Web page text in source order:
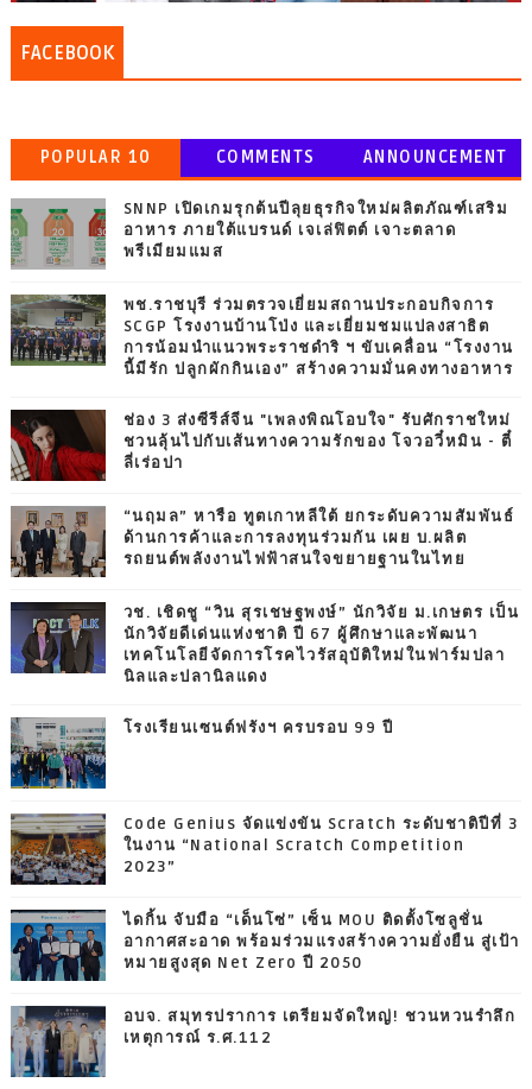
FACEBOOK
POPULAR 10 COMMENTS ANNOUNCEMENT
SNNP เปิดเกมรุกต้นปีลุยธุรกิจใหม่ผลิตภัณฑ์เสริม
อาหาร ภายใต้แบรนด์ เจเล่ฟิตต์ เจาะตลาด
พรีเมียมแมส
พช.ราชบุรี ร่วมตรวจเยี่ยมสถานประกอบกิจการ
SCGP โรงงานบ้านโป่ง และเยี่ยมชมแปลงสาธิต
การน้อมนำแนวพระราชดำริ ฯ ขับเคลื่อน “โรงงาน
นี้มีรัก ปลูกผักกินเอง” สร้างความมั่นคงทางอาหาร
ช่อง 3 ส่งซีรีส์จีน "เพลงพิณโอบใจ" รับศักราชใหม่
ชวนลุ้นไปกับเส้นทางความรักของ โจวอวี๋หมิน - ตี๋
ลี่เร่อปา
“นฤมล” หารือ ทูตเกาหลีใต้ ยกระดับความสัมพันธ์
ด้านการค้าและการลงทุนร่วมกัน เผย บ.ผลิต
รถยนต์พลังงานไฟฟ้าสนใจขยายฐานในไทย
วช. เชิดชู “วิน สุรเชษฐพงษ์” นักวิจัย ม.เกษตร เป็น
นักวิจัยดีเด่นแห่งชาติ ปี 67 ผู้ศึกษาและพัฒนา
เทคโนโลยีจัดการโรคไวรัสอุบัติใหม่ในฟาร์มปลา
นิลและปลานิลแดง
โรงเรียนเซนต์ฟรังฯ ครบรอบ 99 ปี
Code Genius จัดแข่งขัน Scratch ระดับชาติปีที่ 3
ในงาน “National Scratch Competition
2023”
ไดกิ้น จับมือ “เด็นโซ่” เซ็น MOU ติดตั้งโซลูชั่น
อากาศสะอาด พร้อมร่วมแรงสร้างความยั่งยืน สู่เป้า
หมายสูงสุด Net Zero ปี 2050
อบจ. สมุทรปราการ เตรียมจัดใหญ่! ชวนหวนรำลึก
เหตุการณ์ ร.ศ.112